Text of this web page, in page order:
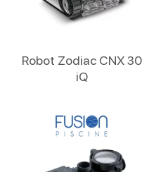
Robot Zodiac CNX 30
iQ